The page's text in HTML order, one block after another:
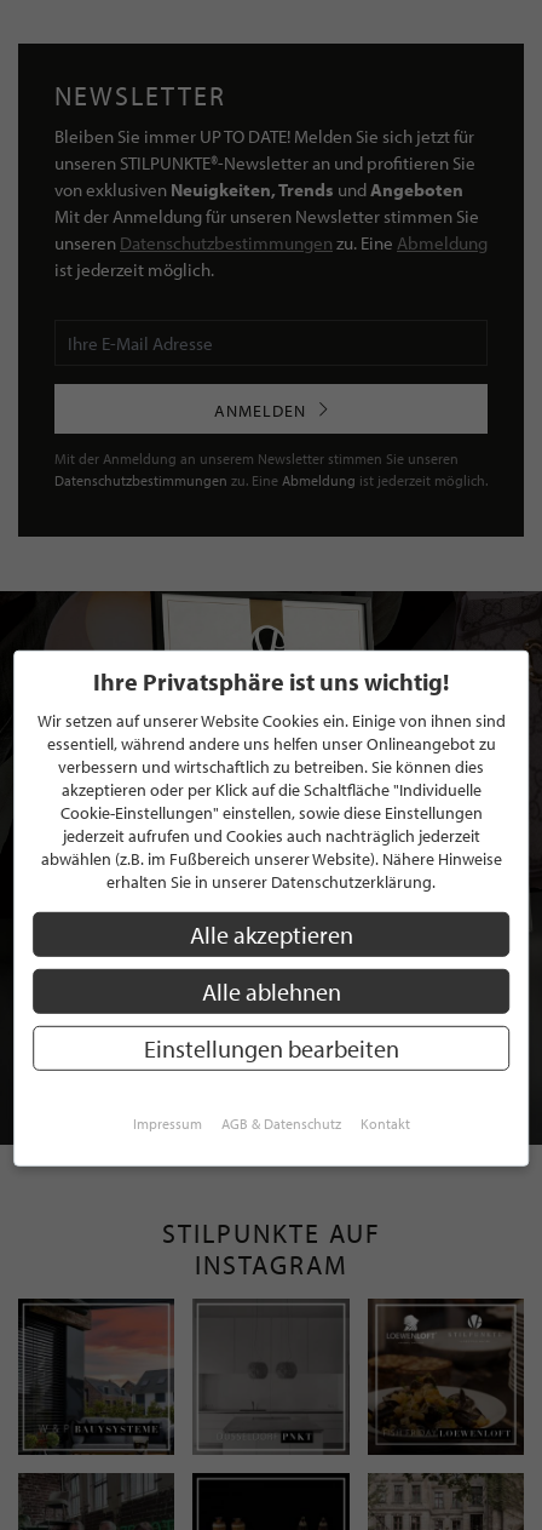
NEWSLETTER
Bleiben Sie immer UP TO DATE! Melden Sie sich jetzt für
unseren STILPUNKTE®-Newsletter an und profitieren Sie
von exklusiven Neuigkeiten, Trends undAngeboten
Mit der Anmeldung für unseren Newsletter stimmen Sie
unseren Datenschutzbestimmungen zu. Eine Abmeldung
ist jederzeit möglich.
ANMELDEN
Mit der Anmeldung an unserem Newsletter stimmen Sie unseren
Datenschutzbestimmungen zu. Eine Abmeldung ist jederzeit möglich.
BEWERBEN SIE SICH FÜR EINE GRATIS
MITGLIEDSCHAFT BEI STILPUNKTE®
STILPUNKTE AUF
INSTAGRAM
Ihre Privatsphäre ist uns wichtig!
Wir setzen auf unserer Website Cookies ein. Einige von ihnen sind
essentiell, während andere uns helfen unser Onlineangebot zu
verbessern und wirtschaftlich zu betreiben. Sie können dies
akzeptieren oder per Klick auf die Schaltfläche "Individuelle
Cookie-Einstellungen" einstellen, sowie diese Einstellungen
jederzeit aufrufen und Cookies auch nachträglich jederzeit
abwählen (z.B. im Fußbereich unserer Website). Nähere Hinweise
erhalten Sie in unserer Datenschutzerklärung.
Alle akzeptieren
Alle ablehnen
Einstellungen bearbeiten
Impressum AGB & Datenschutz Kontakt